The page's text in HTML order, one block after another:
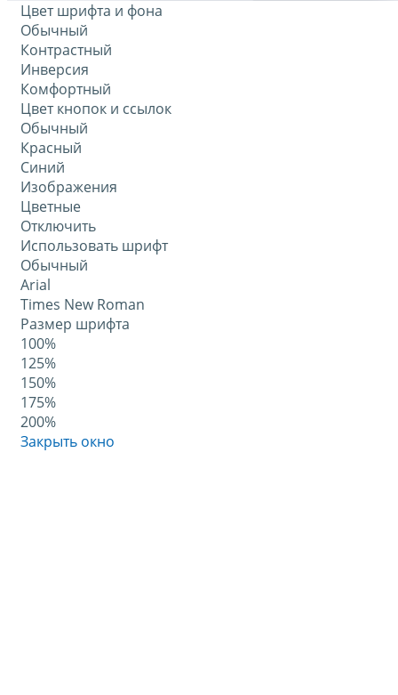
Цвет шрифта и фона
Обычный
Контрастный
Инверсия
Комфортный
Цвет кнопок и ссылок
Обычный
Красный
Синий
Изображения
Цветные
Отключить
Использовать шрифт
Обычный
Arial
Times New Roman
Размер шрифта
100%
125%
150%
175%
200%
Закрыть окно